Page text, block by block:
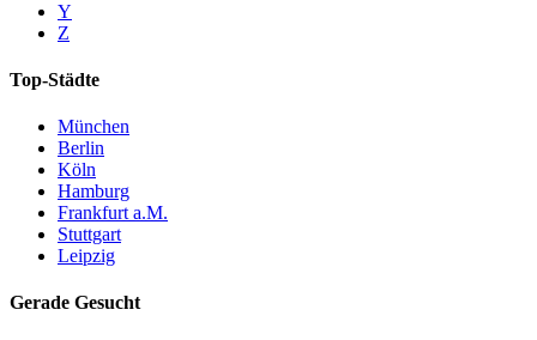
Y
Z
Top-Städte
München
Berlin
Köln
Hamburg
Frankfurt a.M.
Stuttgart
Leipzig
Gerade Gesucht